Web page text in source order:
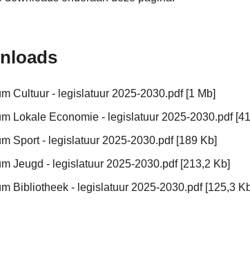
Cultuur - legislatuur 2025-2030.pdf 1 Mb
Lokale Economie - legislatuur 2025-2030.pdf
Sport - legislatuur 2025-2030.pdf 189 Kb
Jeugd - legislatuur 2025-2030.pdf 213,2 Kb
Bibliotheek - legislatuur 2025-2030.pdf 125,3